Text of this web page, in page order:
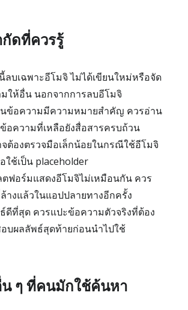
ดที่ควรรู้
ลบเฉพาะอีโมจิ ไม่ได้เขียนใหม่หรือจัด
ให้อื่น นอกจากการลบอีโมจิ
ข้อความมีความหมายสำคัญ ควรอ่าน
อความที่เหลือยังสื่อสารครบถ้วน
ต้องตรวจมือเล็กน้อยในกรณีใช้อีโมจิ
ช้เป็น placeholder
ฟอร์มแสดงอีโมจิไม่เหมือนกัน ควร
างแล้วในแอปปลายทางอีกครั้ง
ดีที่สุด ควรแปะข้อความตัวจริงที่ต้อง
บผลลัพธ์สุดท้ายก่อนนำไปใช้
ๆ ที่คนมักใช้ค้นหา